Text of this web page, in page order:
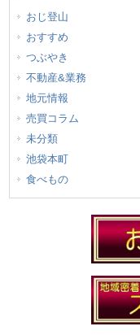
おじ登山
おすすめ
つぶやき
不動産&業務
地元情報
売買コラム
未分類
池袋本町
食べもの